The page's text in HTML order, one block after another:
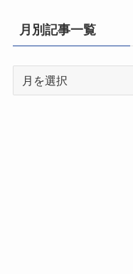
県
別
一
月別記事一覧